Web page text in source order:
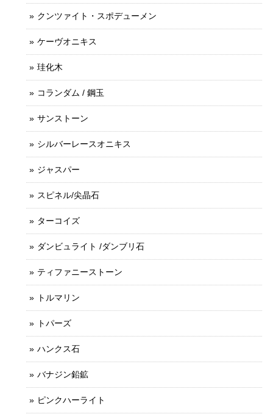
クンツァイト・スポデューメン
ケーヴオニキス
珪化木
コランダム / 鋼玉
サンストーン
シルバーレースオニキス
ジャスパー
スピネル/尖晶石
ターコイズ
ダンビュライト /ダンブリ石
ティファニーストーン
トルマリン
トパーズ
ハンクス石
バナジン鉛鉱
ピンクハーライト